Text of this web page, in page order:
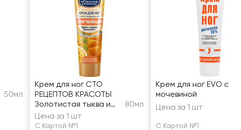
50мл
Крем для ног СТО
РЕЦЕПТОВ КРАСОТЫ
Золотистая тыква и
кукурузное масло,
смягчающий
80мл
Цена за 1 шт
С Картой №1
Крем для ног EVO с
мочевиной
Цена за 1 шт
С Картой №1